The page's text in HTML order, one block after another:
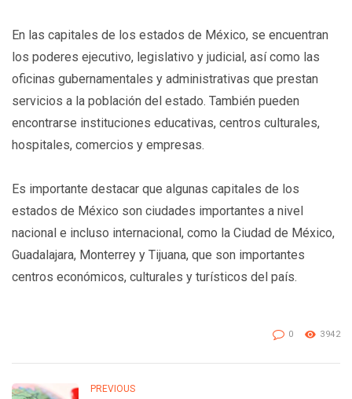
En las capitales de los estados de México, se encuentran
los poderes ejecutivo, legislativo y judicial, así como las
oficinas gubernamentales y administrativas que prestan
servicios a la población del estado. También pueden
encontrarse instituciones educativas, centros culturales,
hospitales, comercios y empresas.
Es importante destacar que algunas capitales de los
estados de México son ciudades importantes a nivel
nacional e incluso internacional, como la Ciudad de México,
Guadalajara, Monterrey y Tijuana, que son importantes
centros económicos, culturales y turísticos del país.
0 3942
PREVIOUS